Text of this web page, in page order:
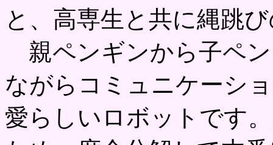
と、高専生と共に縄跳
親ペンギンから子ペ
ながらコミュニケーシ
愛らしいロボットです